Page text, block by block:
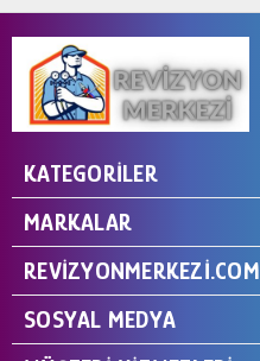
KATEGORILER
MARKALAR
REVIZYONMERKEZI.COM
SOSYAL MEDYA